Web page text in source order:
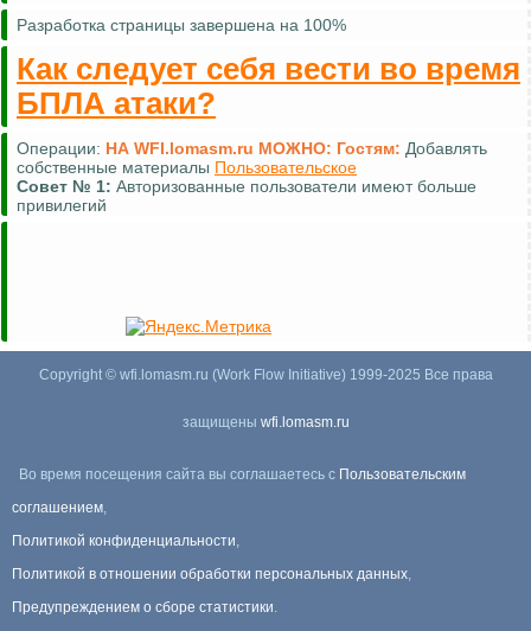
Разработка страницы завершена на 100%
Как следует себя вести во время
БПЛА атаки?
Операции: НА WFI.lomasm.ru МОЖНО: Гостям: Добавлять
собственные материалы Пользовательское
Совет № 1: Авторизованные пользователи имеют больше
привилегий
Copyright © wfi.lomasm.ru (Work Flow Initiative) 1999-2025 Все права
защищены wfi.lomasm.ru
Во время посещения сайта вы соглашаетесь с Пользовательским
соглашением,
Политикой конфиденциальности,
Политикой в отношении обработки персональных данных,
Предупреждением о сборе статистики.